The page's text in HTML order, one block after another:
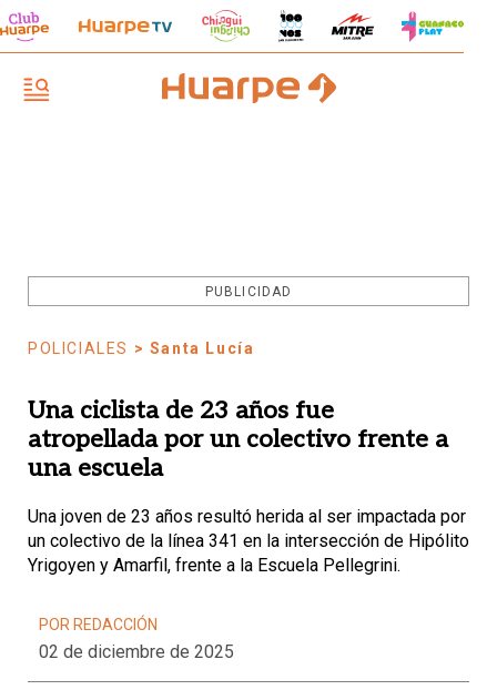
PUBLICIDAD
POLICIALES > Santa Lucía
Una ciclista de 23 años fue
atropellada por un colectivo frente a
una escuela
Una joven de 23 años resultó herida al ser impactada por
un colectivo de la línea 341 en la intersección de Hipólito
Yrigoyen y Amarfil, frente a la Escuela Pellegrini.
POR REDACCIÓN
02 de diciembre de 2025